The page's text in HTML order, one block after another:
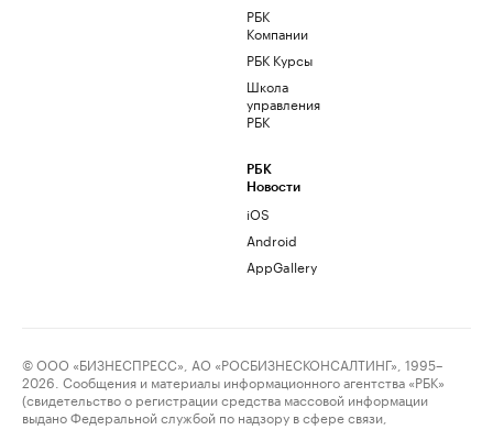
РБК
Компании
РБК Курсы
Школа
управления
РБК
РБК
Новости
iOS
Android
AppGallery
© ООО «БИЗНЕСПРЕСС», АО «РОСБИЗНЕСКОНСАЛТИНГ», 1995–
2026. Сообщения и материалы информационного агентства «РБК»
(свидетельство о регистрации средства массовой информации
выдано Федеральной службой по надзору в сфере связи,